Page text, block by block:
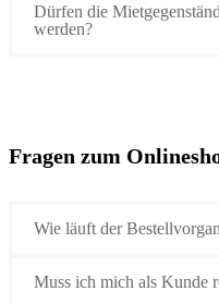
Dürfen die
werden?
Fragen zum
Wie läuft der
Muss ich mich als Kunde